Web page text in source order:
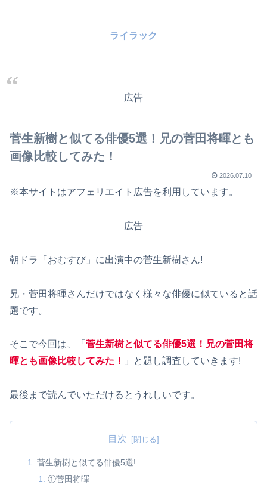
ライラック
広告
菅生新樹と似てる俳優5選！兄の菅田将暉とも
画像比較してみた！
2026.07.10
※本サイトはアフェリエイト広告を利用しています。
広告
朝ドラ「おむすび」に出演中の菅生新樹さん!
兄・菅田将暉さんだけではなく様々な俳優に似ていると話
題です。
そこで今回は、「 菅生新樹と似てる俳優5選！兄の菅田将
暉とも画像比較してみた！
」と題し調査していきます!
最後まで読んでいただけるとうれしいです。
目次
菅生新樹と似てる俳優5選!
①菅田将暉